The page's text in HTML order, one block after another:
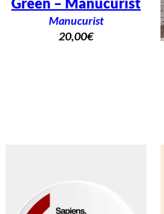
Manucurist
20,00€